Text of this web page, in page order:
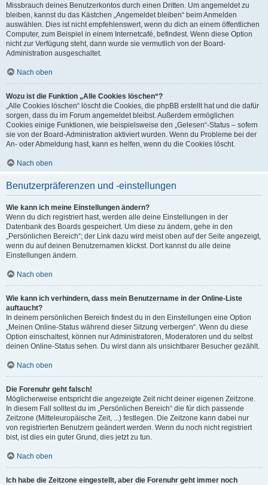
Missbrauch deines Benutzerkontos durch einen Dritten. Um angemeldet zu
bleiben, kannst du das Kästchen „Angemeldet bleiben“ beim Anmelden
auswählen. Dies ist nicht empfehlenswert, wenn du dich an einem öffentlichen
Computer, zum Beispiel in einem Internetcafé, befindest. Wenn diese Option
nicht zur Verfügung steht, dann wurde sie vermutlich von der Board-
Administration ausgeschaltet.
Nach oben
Wozu ist die Funktion „Alle Cookies löschen“?
„Alle Cookies löschen“ löscht die Cookies, die phpBB erstellt hat und die dafür
sorgen, dass du im Forum angemeldet bleibst. Außerdem ermöglichen
Cookies einige Funktionen, wie beispielsweise den „Gelesen“-Status – sofern
sie von der Board-Administration aktiviert wurden. Wenn du Probleme bei der
An- oder Abmeldung hast, kann es helfen, wenn du die Cookies löscht.
Nach oben
Benutzerpräferenzen und -einstellungen
Wie kann ich meine Einstellungen ändern?
Wenn du dich registriert hast, werden alle deine Einstellungen in der
Datenbank des Boards gespeichert. Um diese zu ändern, gehe in den
„Persönlichen Bereich“; der Link dazu wird meist oben auf der Seite angezeigt,
wenn du auf deinen Benutzernamen klickst. Dort kannst du alle deine
Einstellungen ändern.
Nach oben
Wie kann ich verhindern, dass mein Benutzername in der Online-Liste
auftaucht?
In deinem persönlichen Bereich findest du in den Einstellungen eine Option
„Meinen Online-Status während dieser Sitzung verbergen“. Wenn du diese
Option einschaltest, können nur Administratoren, Moderatoren und du selbst
deinen Online-Status sehen. Du wirst dann als unsichtbarer Besucher gezählt.
Nach oben
Die Forenuhr geht falsch!
Möglicherweise entspricht die angezeigte Zeit nicht deiner eigenen Zeitzone.
In diesem Fall solltest du im „Persönlichen Bereich“ die für dich passende
Zeitzone (Mitteleuropäische Zeit, ...) festlegen. Die Zeitzone kann dabei nur
von registrierten Benutzern geändert werden. Wenn du noch nicht registriert
bist, ist dies ein guter Grund, dies jetzt zu tun.
Nach oben
Ich habe die Zeitzone eingestellt, aber die Forenuhr geht immer noch